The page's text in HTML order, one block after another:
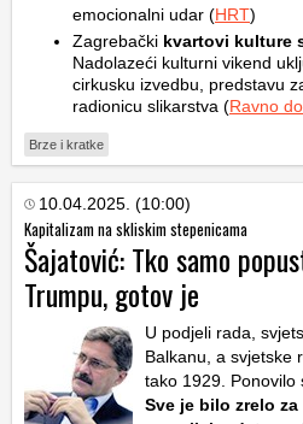
emocionalni udar (HRT)
Zagrebački kvartovi kulture
Nadolazeći kulturni vikend
cirkusku izvedbu, predstavu
radionicu slikarstva (Ravno
Brze i kratke
10.04.2025. (10:00)
Kapitalizam na skliskim stepenicama
Šajatović: Tko samo
Trumpu, gotov je
U podjeli rada,
Balkanu, a svjetske
tako 1929. Ponovilo
Sve je bilo zrelo